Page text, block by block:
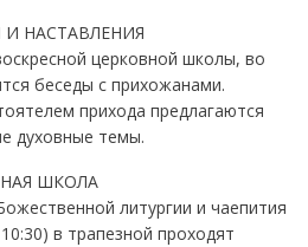
НАСТАВЛЕНИЯ
церковной школы, во
беседы с прихожанами.
прихода предлагаются
духовные темы.
ШКОЛА
литургии и чаепития
в трапезной проходят